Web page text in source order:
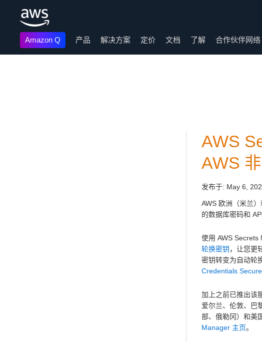
Amazon Q 产品 解决方案 定价 文档 了解 合作伙伴网络
AWS
AWS
发布于: May 6,
AWS 欧洲（米兰
的数据库密码和
使用 AWS Secrets
轮换密钥 ，让您更
密钥转变为自动轮
Credentials
加上之前已推出该
爱尔兰、伦敦、巴
部、俄勒冈）和美
Manager 主页。